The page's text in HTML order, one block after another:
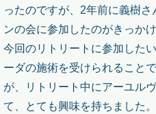
ったのですが、2年前に義樹
ンの会に参加したのがきっか
今回のリトリートに参加した
ーダの施術を受けられること
が、リトリート中にアーユル
て、とても興味を持ちました。